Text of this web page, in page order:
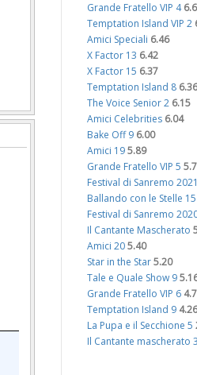
Grande Fratello VIP 4
Temptation Island VIP 2
Amici Speciali 6.46
X Factor 13 6.42
X Factor 15 6.37
Temptation Island 8
The Voice Senior 2 6.15
Amici Celebrities 6.04
Bake Off 9 6.00
Amici 19 5.89
Grande Fratello VIP 5
Festival di Sanremo 2021
Ballando con le Stelle 15
Festival di Sanremo
Il Cantante Mascherato
Amici 20 5.40
Star in the Star 5.20
Tale e Quale Show 9
Grande Fratello VIP 6
Temptation Island 9
La Pupa e il Secchione 5
Il Cantante mascherato 3